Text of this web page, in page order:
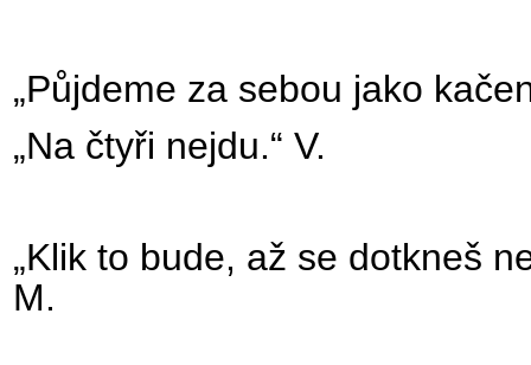
„Půjdeme za sebou jako
„Na čtyři nejdu.“ V.
„Klik to bude, až se dotkneš
M.